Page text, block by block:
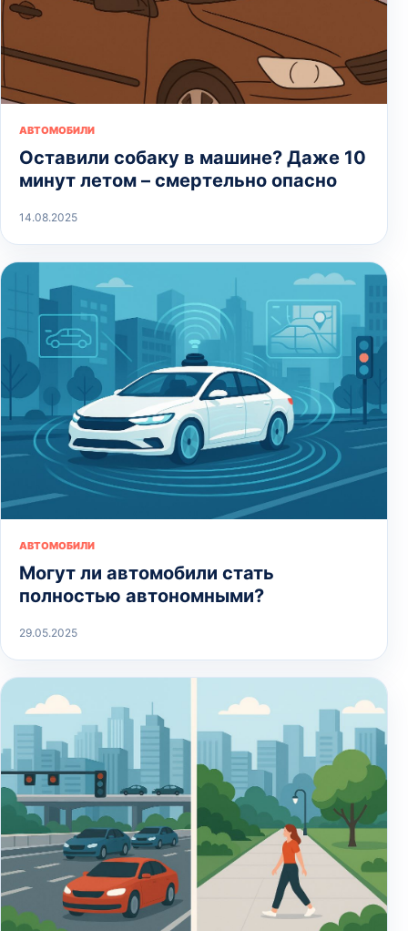
АВТОМОБИЛИ
Оставили собаку в машине? Даже 10
минут летом – смертельно опасно
14.08.2025
АВТОМОБИЛИ
Могут ли автомобили стать
полностью автономными?
29.05.2025